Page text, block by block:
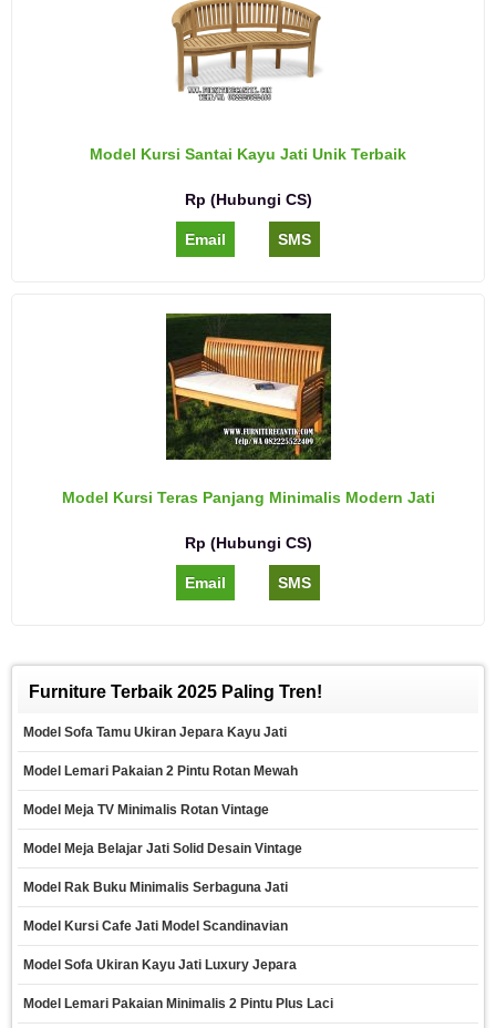
Model Kursi Santai Kayu Jati Unik Terbaik
Rp (Hubungi CS)
Email SMS
Model Kursi Teras Panjang Minimalis Modern Jati
Rp (Hubungi CS)
Email SMS
Furniture Terbaik 2025 Paling Tren!
Model Sofa Tamu Ukiran Jepara Kayu Jati
Model Lemari Pakaian 2 Pintu Rotan Mewah
Model Meja TV Minimalis Rotan Vintage
Model Meja Belajar Jati Solid Desain Vintage
Model Rak Buku Minimalis Serbaguna Jati
Model Kursi Cafe Jati Model Scandinavian
Model Sofa Ukiran Kayu Jati Luxury Jepara
Model Lemari Pakaian Minimalis 2 Pintu Plus Laci